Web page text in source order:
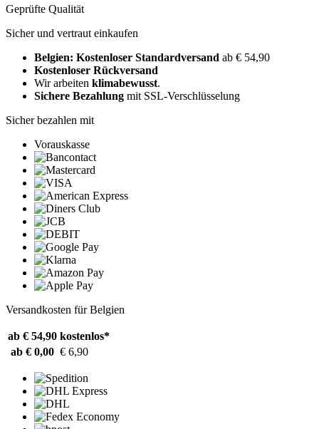
Geprüfte Qualität
Sicher und vertraut einkaufen
Belgien: Kostenloser Standardversand ab € 54,90
Kostenloser Rückversand
Wir arbeiten klimabewusst.
Sichere Bezahlung mit SSL-Verschlüsselung
Sicher bezahlen mit
Vorauskasse
Versandkosten für Belgien
ab € 54,90 kostenlos*
ab € 0,00 € 6,90